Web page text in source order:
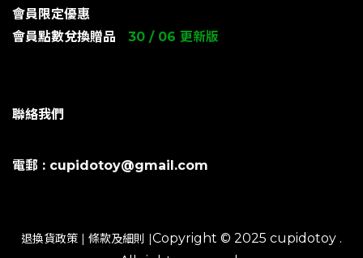
會員限定優惠
會員點數兌換贈品
30 / 06 更新版
聯絡我們
電郵 : cupidotoy@gmail.com
退換貨政策 | 條款及細則 |Copyright © 2025 cupidotoy .